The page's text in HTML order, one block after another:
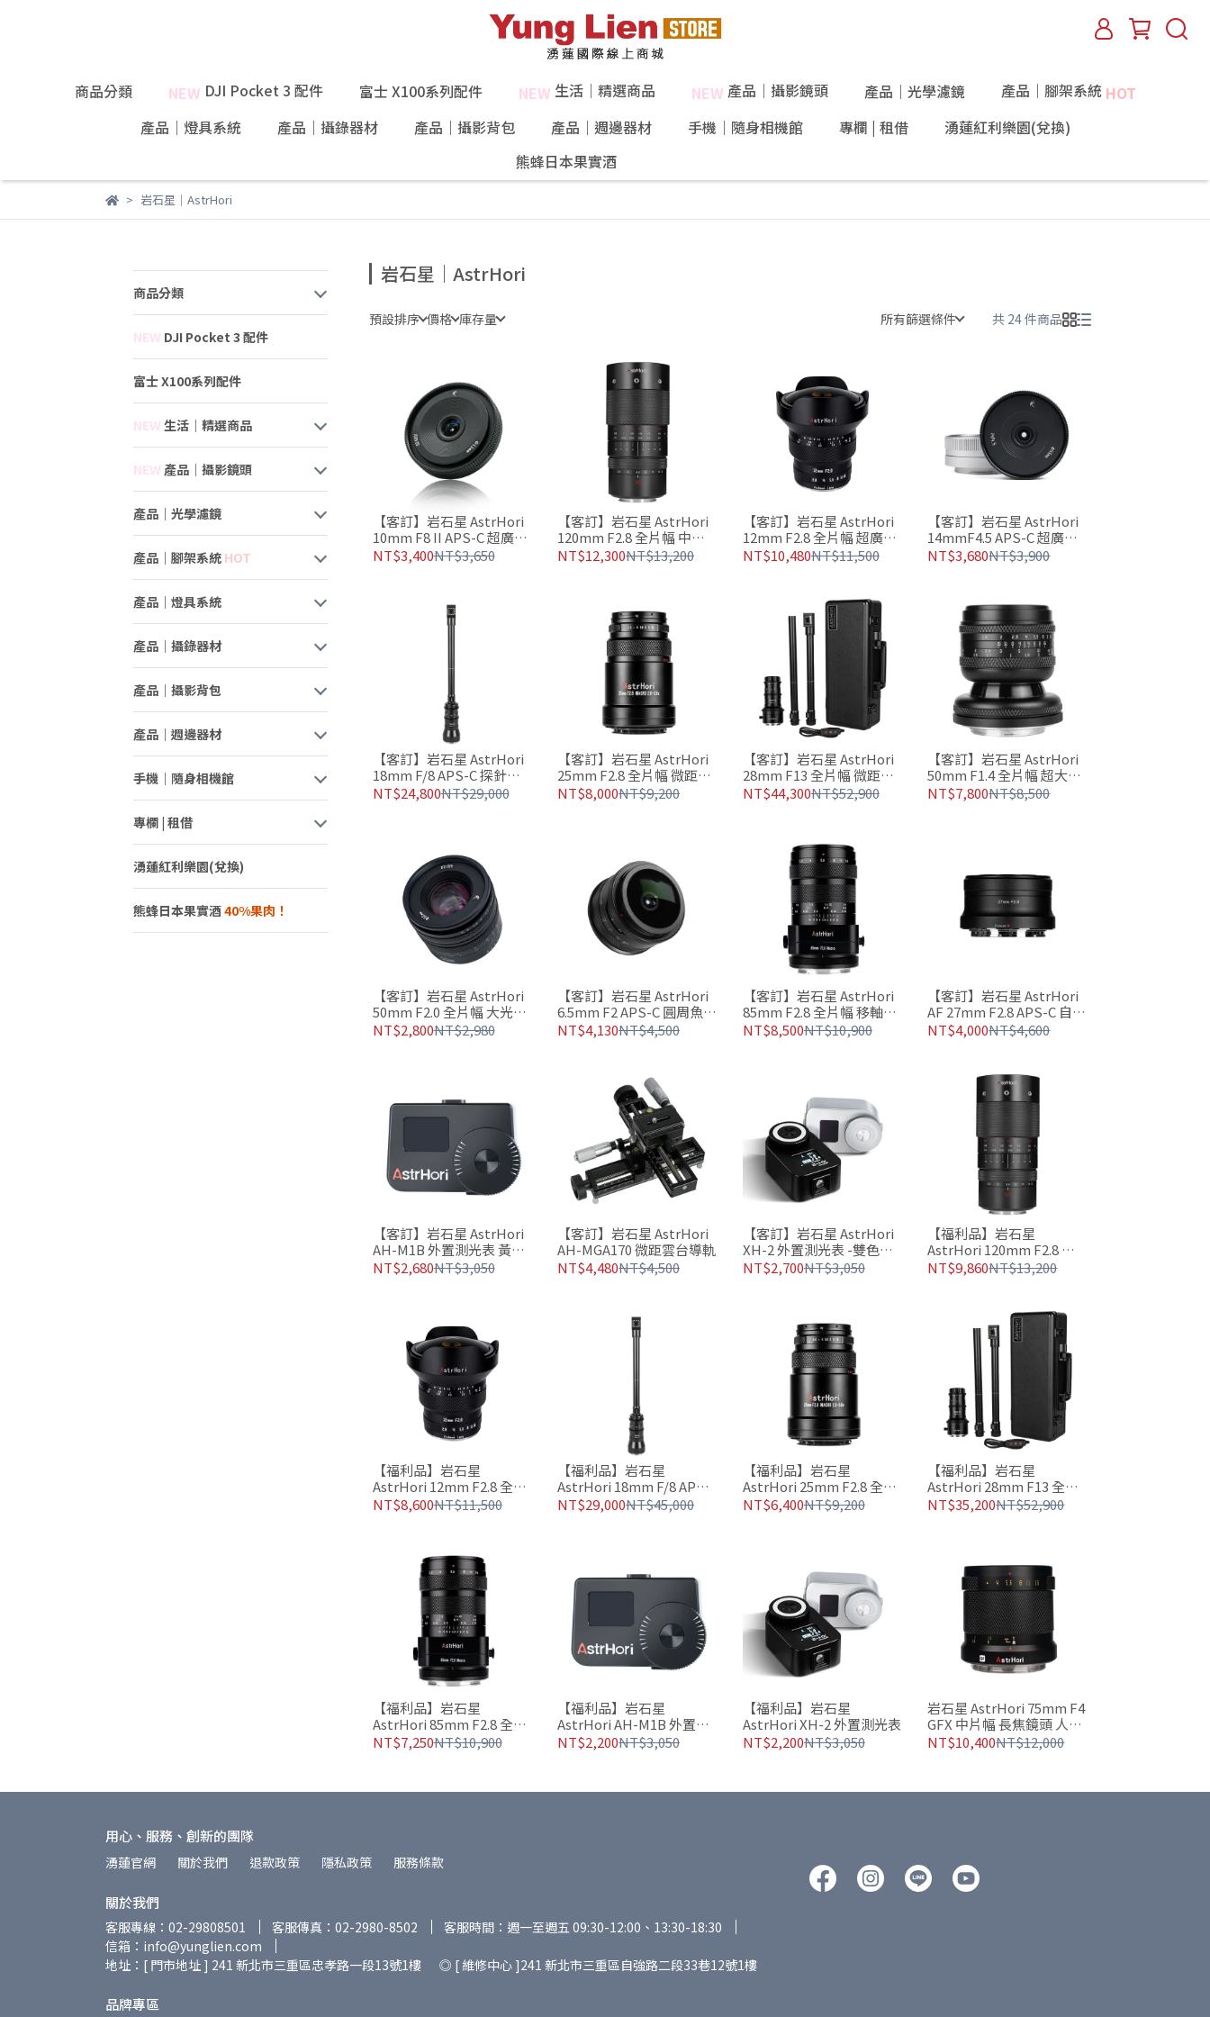
商品分類 NEW DJI Pocket 3 配件 富士 X100系列配件 NEW 生活｜精選商品 NEW 產品｜攝影鏡頭 產品｜光學濾鏡 產品｜腳架系統HOT
產品｜燈具系統
產品｜攝錄器材 產品｜攝影背包 產品｜週邊器材 手機｜隨身相機館 專欄 | 租借
湧蓮紅利樂園(兌換)
熊蜂日本果實酒
岩石星｜AstrHori
商品分類
NEW DJI Pocket 3 配件
富士 X100系列配件
NEW 生活｜精選商品
NEW 產品｜攝影鏡頭
產品｜光學濾鏡
產品｜腳架系統 HOT
產品｜燈具系統
產品｜攝錄器材
產品｜攝影背包
產品｜週邊器材
手機｜隨身相機館
專欄 | 租借
湧蓮紅利樂園(兌換)
熊蜂日本果實酒
岩石星｜AstrHori
預設排序 價格 庫存量 所有篩選條件 共 24 件商品
【客訂】岩石星 AstrHori
10mm F8 II APS-C 超廣角
魚眼鏡頭
NT$3,400NT$3,650
【客訂】岩石星 AstrHori
120mm F2.8 全片幅 中長
焦微距鏡頭
NT$12,300NT$13,200
【客訂】岩石星 AstrHori
12mm F2.8 全片幅 超廣角
魚眼鏡頭
NT$10,480NT$11,500
【客訂】岩石星 AstrHori
14mmF4.5 APS-C 超廣角
低畸變定焦鏡頭
NT$3,680NT$3,900
【客訂】岩石星 AstrHori
18mm F/8 APS-C 探針微
距鏡頭 直角/轉角90°切換
NT$24,800NT$29,000
【客訂】岩石星 AstrHori
25mm F2.8 全片幅 微距鏡
頭 2~5倍放大倍率
NT$8,000NT$9,200
【客訂】岩石星 AstrHori
28mm F13 全片幅 微距探
針鏡頭 360° 雙管可旋轉設
NT$44,300NT$52,900
【客訂】岩石星 AstrHori
50mm F1.4 全片幅 超大光
圈移軸鏡頭 夢幻光影
NT$7,800NT$8,500
【客訂】岩石星 AstrHori
50mm F2.0 全片幅 大光圈
鏡頭
NT$2,800NT$2,980
【客訂】岩石星 AstrHori
6.5mm F2 APS-C 圓周魚眼
鏡頭 192°超廣視角
NT$4,130NT$4,500
【客訂】岩石星 AstrHori
85mm F2.8 全片幅 移軸微
距鏡頭 微距 人像攝影
NT$8,500NT$10,900
【客訂】岩石星 AstrHori
AF 27mm F2.8 APS-C 自動
對焦 大光圈人像鏡頭
NT$4,000NT$4,600
【客訂】岩石星 AstrHori
AH-M1B 外置測光表 黃銅
版
NT$2,680NT$3,050
【客訂】岩石星 AstrHori
AH-MGA170 微距雲台導軌
NT$4,480NT$4,500
【客訂】岩石星 AstrHori
XH-2 外置測光表 -雙色可
選
NT$2,700NT$3,050
【福利品】岩石星
AstrHori 120mm F2.8 全
片幅 中長焦微距鏡頭
NT$9,860NT$13,200
【福利品】岩石星
AstrHori 12mm F2.8 全片
幅 超廣角魚眼鏡頭
NT$8,600NT$11,500
【福利品】岩石星
AstrHori 18mm F/8 APS-
C 探針微距鏡頭 直角/轉角
90°切換
NT$29,000NT$45,000
【福利品】岩石星
AstrHori 25mm F2.8 全片
幅 微距鏡頭 2~5倍放大倍
NT$6,400NT$9,200
【福利品】岩石星
AstrHori 28mm F13 全片
幅 微距探針鏡頭 360° 雙管
可旋轉設計
NT$35,200NT$52,900
【福利品】岩石星
AstrHori 85mm F2.8 全片
幅 移軸微距鏡頭 微距 人像
NT$7,250NT$10,900
【福利品】岩石星
AstrHori AH-M1B 外置測
光表 黃銅版
NT$2,200NT$3,050
【福利品】岩石星
AstrHori XH-2 外置測光表
NT$2,200NT$3,050
岩石星 AstrHori 75mm F4
GFX 中片幅 長焦鏡頭 人像
街景攝影
NT$10,400NT$12,000
用心、服務、創新的團隊
湧蓮官網 關於我們 退款政策 隱私政策 服務條款
關於我們
客服專線：02-29808501 客服傳真：02-2980-8502
客服時間：週一至週五 09:30-12:00、13:30-18:30
信箱：info@yunglien.com
地址：[ 門市地址 ] 241 新北市三重區忠孝路一段13號1樓 ◎ [ 維修中心 ]241 新北市三重區自強路二段33巷12號1樓
品牌專區